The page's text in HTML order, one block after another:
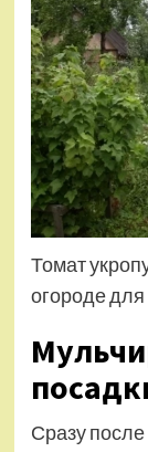
Томат
огороде
Сразу